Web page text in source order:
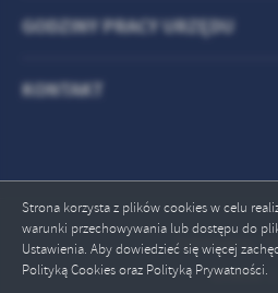
Strona korzysta z plików cookies w celu
warunki przechowywania lub dostępu do
Ustawienia. Aby dowiedzieć się więcej
Polityką Cookies oraz Polityką Prywatności.
GODZINY PRACY URZĘDU
KONTAKT
Odwiedzin:
Online: 1